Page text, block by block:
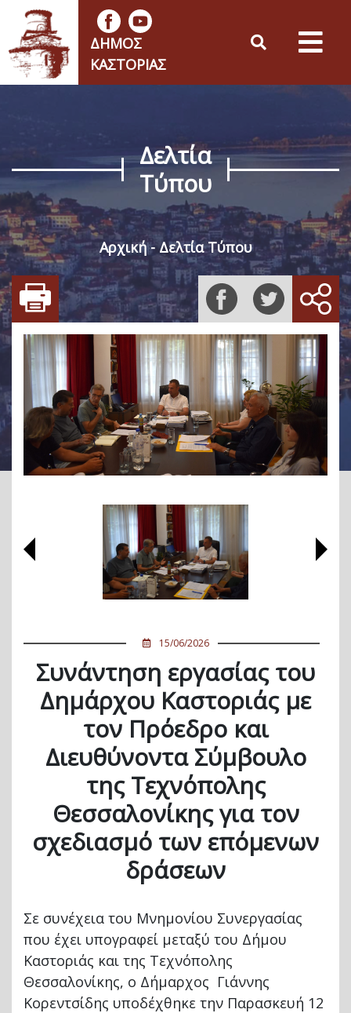
ΔΉΜΟΣ
ΚΑΣΤΟΡΙΆΣ
Δελτία
Τύπου
Αρχική Δελτία Τύπου
15/06/2026
Συνάντηση εργασίας του
Δημάρχου Καστοριάς με
τον Πρόεδρο και
Διευθύνοντα Σύμβουλο
της Τεχνόπολης
Θεσσαλονίκης για τον
σχεδιασμό των επόμενων
δράσεων
Σε συνέχεια του Μνημονίου Συνεργασίας
που έχει υπογραφεί μεταξύ του Δήμου
Καστοριάς και της Τεχνόπολης
Θεσσαλονίκης, ο Δήμαρχος Γιάννης
Κορεντσίδης υποδέχθηκε την Παρασκευή 12